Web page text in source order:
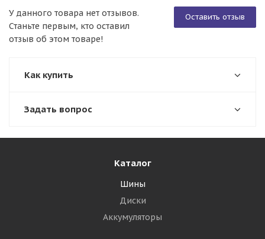
Оставить отзыв
У данного товара нет отзывов.
Станьте первым, кто оставил
отзыв об этом товаре!
Как купить
Задать вопрос
Каталог
Шины
Диски
Аккумуляторы